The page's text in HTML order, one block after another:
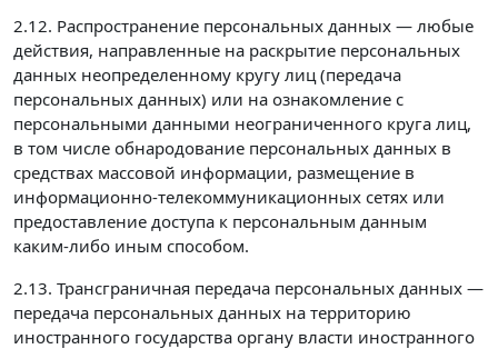
2.12. Распространение персональных данных — любые
действия, направленные на раскрытие персональных
данных неопределенному кругу лиц (передача
персональных данных) или на ознакомление с
персональными данными неограниченного круга лиц,
в том числе обнародование персональных данных в
средствах массовой информации, размещение в
информационно-телекоммуникационных сетях или
предоставление доступа к персональным данным
каким-либо иным способом.
2.13. Трансграничная передача персональных данных —
передача персональных данных на территорию
иностранного государства органу власти иностранного